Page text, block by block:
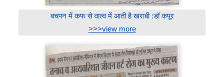
बचपन में कफ से वाल्व में आती है खराबी :डॉ कपूर
>>>view more